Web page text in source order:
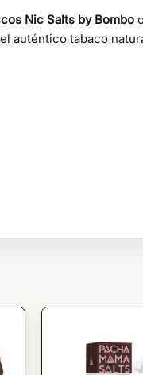
Nic Salts by Bombo
auténtico tabaco